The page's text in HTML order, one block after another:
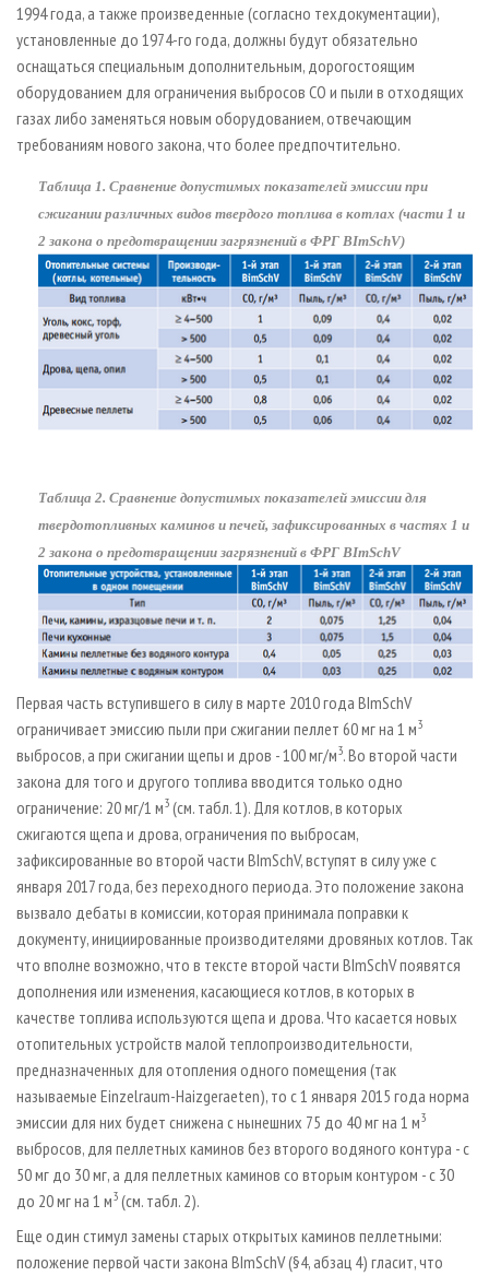
1994 года, а также произведенные (согласно техдокументации),
установленные до 1974­-го года, должны будут обязательно
оснащаться специальным дополнительным, дорогостоящим
оборудованием для ограничения выбросов СО и пыли в отходящих
газах либо заменяться новым оборудованием, отвечающим
требованиям нового закона, что более предпочтительно.
Таблица 1. Сравнение допустимых показателей эмиссии при
сжигании различных видов твердого топлива в котлах (части 1 и
2 закона о предотвращении загрязнений в ФРГ BImSchV)
Таблица 2. Сравнение допустимых показателей эмиссии для
твердотопливных каминов и печей, зафиксированных в частях 1 и
2 закона о предотвращении загрязнений в ФРГ BImSchV
Первая часть вступившего в силу в марте 2010 года BImSchV
ограничивает эмиссию пыли при сжигании пеллет 60 мг на 1 м3
выбросов, а при сжигании щепы и дров - 100 мг/м3. Во второй части
закона для того и другого топлива вводится только одно
ограничение: 20 мг/1 м3 (см. табл. 1). Для котлов, в которых
сжигаются щепа и дрова, ограничения по выбросам,
зафиксированные во второй части BImSchV, вступят в силу уже с
января 2017 года, без переходного периода. Это положение закона
вызвало дебаты в комиссии, которая принимала поправки к
документу, инициированные производителями дровяных котлов. Так
что вполне возможно, что в тексте второй части BImSchV появятся
дополнения или изменения, касающиеся котлов, в которых в
качестве топлива используются щепа и дрова. Что касается новых
отопительных устройств малой теплопроизводительности,
предназначенных для отопления одного помещения (так
называемые Einzelraum­-Haizgeraeten), то с 1 января 2015 года норма
эмиссии для них будет снижена с нынешних 75 до 40 мг на 1 м3
выбросов, для пеллетных каминов без второго водяного контура - с
50 мг до 30 мг, а для пеллетных каминов со вторым контуром - с 30
до 20 мг на 1 м3 (см. табл. 2).
Еще один стимул замены старых открытых каминов пеллетными:
положение первой части закона BImSchV (§4, абзац 4) гласит, что